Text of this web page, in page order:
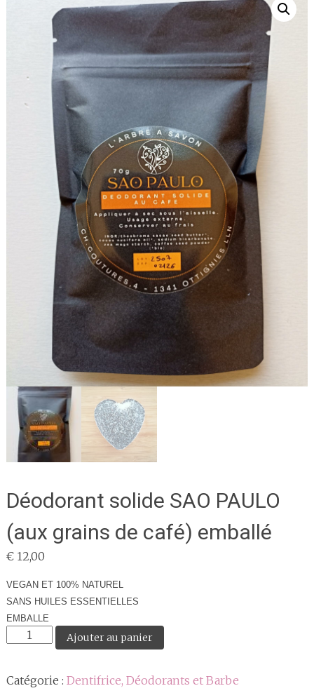
Déodorant solide SAO PAULO
(aux grains de café) emballé
€12,00
VEGAN ET 100% NATUREL
SANS HUILES ESSENTIELLES
EMBALLE
quantité
solide
Ajouter au panier
Catégorie : Dentifrice, Déodorants et Barbe